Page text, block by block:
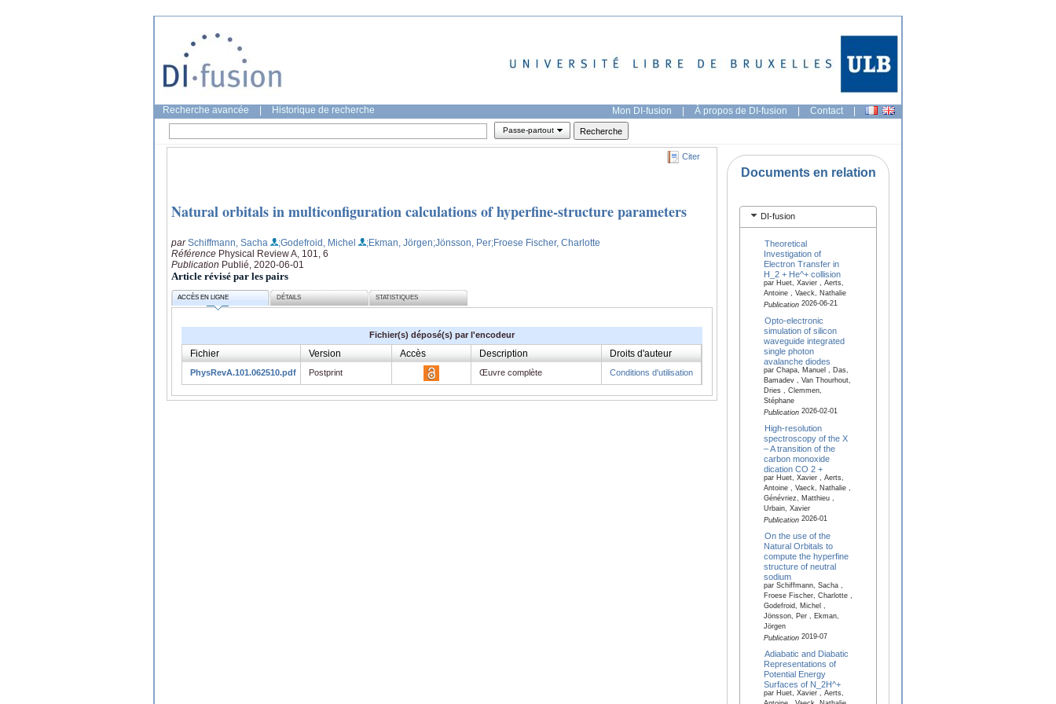
Recherche avancée Historique de recherche Mon DI-fusion | À propos de DI-fusion | Contact |
Passe-partout
Citer
Natural orbitals in multiconfiguration calculations of hyperfine-structure parameters
parSchiffmann, Sacha ;Godefroid, Michel ;Ekman, Jörgen;Jönsson, Per;Froese Fischer, Charlotte
Référence Physical Review A, 101, 6
Publication Publié, 2020-06-01
Article révisé par les pairs
ACCÈS EN LIGNE DÉTAILS STATISTIQUES
Fichier(s) déposé(s) par l'encodeur
Fichier Version Accès Description Droits d'auteur
PhysRevA.101.062510.pdf Postprint Œuvre complète Conditions d'utilisation
Documents en relation
DI-fusion
Theoretical
Investigation of
Electron Transfer in
H_2 + He^+ collision
par Huet, Xavier , Aerts,
Antoine , Vaeck, Nathalie
Publication2026-06-21
Opto-electronic
simulation of silicon
waveguide integrated
single photon
avalanche diodes
par Chapa, Manuel , Das,
Bamadev , Van Thourhout,
Dries , Clemmen,
Stéphane
Publication2026-02-01
High-resolution
spectroscopy of the X
– A transition of the
carbon monoxide
dication CO 2 +
par Huet, Xavier , Aerts,
Antoine , Vaeck, Nathalie ,
Génévriez, Matthieu ,
Urbain, Xavier
Publication2026-01
On the use of the
Natural Orbitals to
compute the hyperfine
structure of neutral
sodium
par Schiffmann, Sacha ,
Froese Fischer, Charlotte ,
Godefroid, Michel ,
Jönsson, Per , Ekman,
Jörgen
Publication2019-07
Adiabatic and Diabatic
Representations of
Potential Energy
Surfaces of N_2H^+
par Huet, Xavier , Aerts,